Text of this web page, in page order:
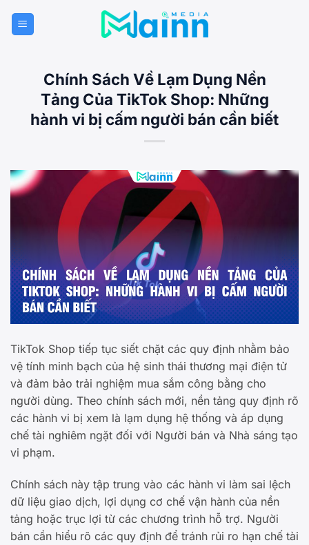
qua
Chính Sách Về Lạm Dụng Nền
Tảng Của TikTok Shop: Những
hành vi bị cấm người bán cần biết
TikTok Shop tiếp tục siết chặt các quy định nhằm bảo
vệ tính minh bạch của hệ sinh thái thương mại điện tử
và đảm bảo trải nghiệm mua sắm công bằng cho
người dùng. Theo chính sách mới, nền tảng quy định rõ
các hành vi bị xem là lạm dụng hệ thống và áp dụng
chế tài nghiêm ngặt đối với Người bán và Nhà sáng tạo
vi phạm.
Chính sách này tập trung vào các hành vi làm sai lệch
dữ liệu giao dịch, lợi dụng cơ chế vận hành của nền
tảng hoặc trục lợi từ các chương trình hỗ trợ. Người
bán cần hiểu rõ các quy định để tránh rủi ro hạn chế tài